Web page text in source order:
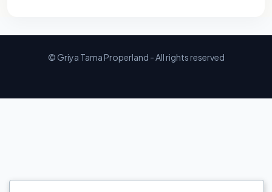
© Griya Tama Properland - All rights reserved